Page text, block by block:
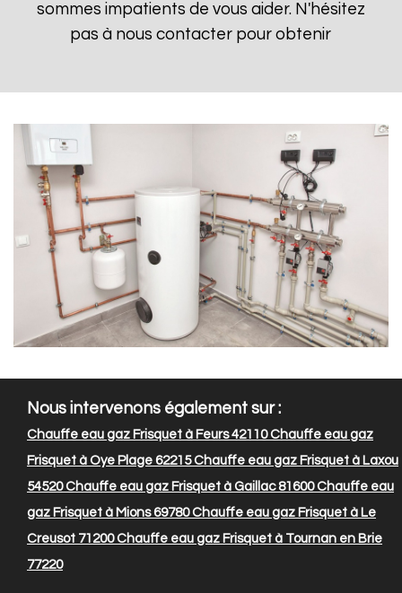
sommes impatients de vous aider. N'hésitez
pas à nous contacter pour obtenir
Nous intervenons également sur :
Chauffe eau gaz Frisquet à Feurs 42110Chauffe eau gaz
Frisquet à Oye Plage 62215Chauffe eau gaz Frisquet à Laxou
54520Chauffe eau gaz Frisquet à Gaillac 81600Chauffe eau
gaz Frisquet à Mions 69780Chauffe eau gaz Frisquet à Le
Creusot 71200Chauffe eau gaz Frisquet à Tournan en Brie
77220